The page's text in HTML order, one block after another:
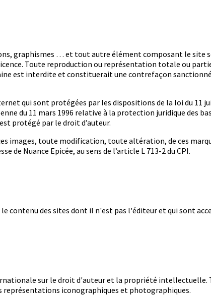
graphismes … et tout autre élément composant le site
Toute reproduction ou représentation totale ou
est interdite et constituerait une contrefaçon
qui sont protégées par les dispositions de la loi du
du 11 mars 1996 relative à la protection juridique des
protégé par le droit d’auteur.
images, toute modification, toute altération, de ces
de Nuance Epicée, au sens de l’article L 713-2 du CPI.
contenu des sites dont il n'est pas l'éditeur et qui sont
sur le droit d'auteur et la propriété intellectuelle.
représentations iconographiques et photographiques.